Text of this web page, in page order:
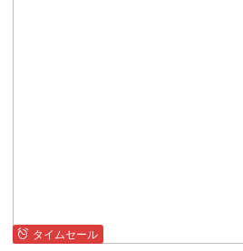
タイムセール